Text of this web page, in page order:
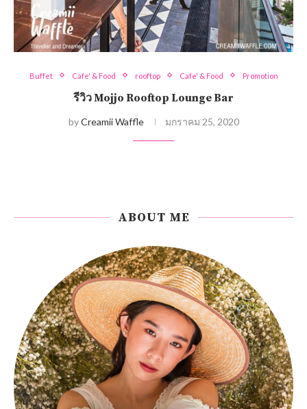
Buffet Cafe' & Food rooftop Cafe' & Food Promotion
รีวิว Mojjo Rooftop Lounge Bar
byCreamii Waffle มกราคม 25, 2020
ABOUT ME